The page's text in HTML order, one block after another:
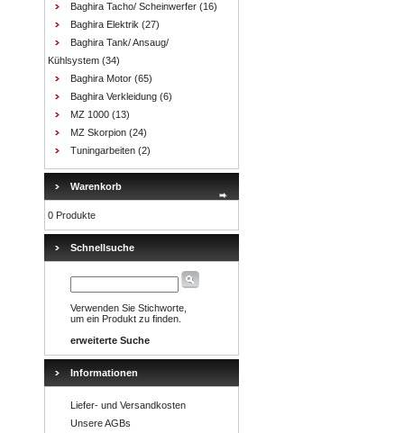
Baghira Tacho/ Scheinwerfer (16)
Baghira Elektrik (27)
Baghira Tank/ Ansaug/
Kühlsystem (34)
Baghira Motor (65)
Baghira Verkleidung (6)
MZ 1000 (13)
MZ Skorpion (24)
Tuningarbeiten (2)
Warenkorb
0 Produkte
Schnellsuche
Verwenden Sie Stichworte,
um ein Produkt zu finden.
erweiterte Suche
Informationen
Liefer- und Versandkosten
Unsere AGBs